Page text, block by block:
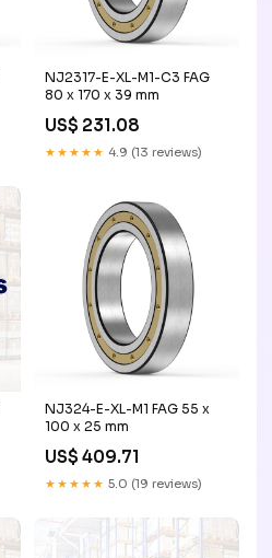
NJ2317-E-XL-M1-C3 FAG
80 x 170 x 39 mm
US$ 231.08
★★★★★ 4.9 (13 reviews)
NJ324-E-XL-M1 FAG 55 x
100 x 25 mm
US$ 409.71
★★★★★ 5.0 (19 reviews)